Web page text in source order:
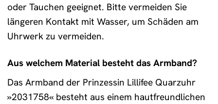
oder Tauchen geeignet. Bitte vermeiden Sie
längeren Kontakt mit Wasser, um Schäden am
Uhrwerk zu vermeiden.
Aus welchem Material besteht das Armband?
Das Armband der Prinzessin Lillifee Quarzuhr
»2031758« besteht aus einem hautfreundlichen